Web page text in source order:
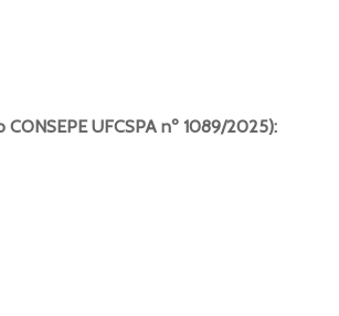
UFCSPA nº 1089/2025):